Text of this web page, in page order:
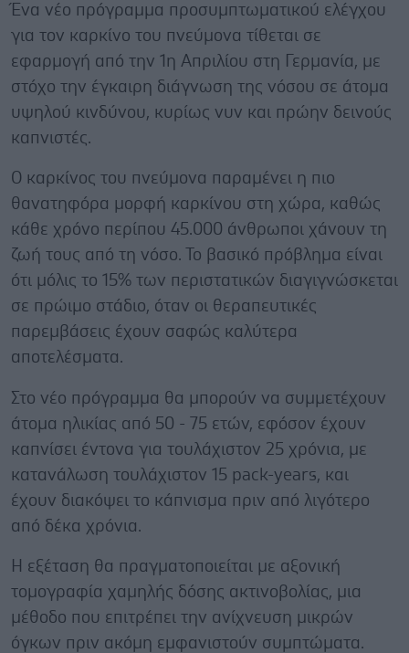
Ένα νέο πρόγραμμα προσυμπτωματικού ελέγχου
για τον καρκίνο του πνεύμονα τίθεται σε
εφαρμογή από την 1η Απριλίου στη Γερμανία, με
στόχο την έγκαιρη διάγνωση της νόσου σε άτομα
υψηλού κινδύνου, κυρίως νυν και πρώην δεινούς
καπνιστές.
Ο καρκίνος του πνεύμονα παραμένει η πιο
θανατηφόρα μορφή καρκίνου στη χώρα, καθώς
κάθε χρόνο περίπου 45.000 άνθρωποι χάνουν τη
ζωή τους από τη νόσο. Το βασικό πρόβλημα είναι
ότι μόλις το 15% των περιστατικών διαγιγνώσκεται
σε πρώιμο στάδιο, όταν οι θεραπευτικές
παρεμβάσεις έχουν σαφώς καλύτερα
αποτελέσματα.
Στο νέο πρόγραμμα θα μπορούν να συμμετέχουν
άτομα ηλικίας από 50 - 75 ετών, εφόσον έχουν
καπνίσει έντονα για τουλάχιστον 25 χρόνια, με
κατανάλωση τουλάχιστον 15 pack-years, και
έχουν διακόψει το κάπνισμα πριν από λιγότερο
από δέκα χρόνια.
Η εξέταση θα πραγματοποιείται με αξονική
τομογραφία χαμηλής δόσης ακτινοβολίας, μια
μέθοδο που επιτρέπει την ανίχνευση μικρών
όγκων πριν ακόμη εμφανιστούν συμπτώματα.